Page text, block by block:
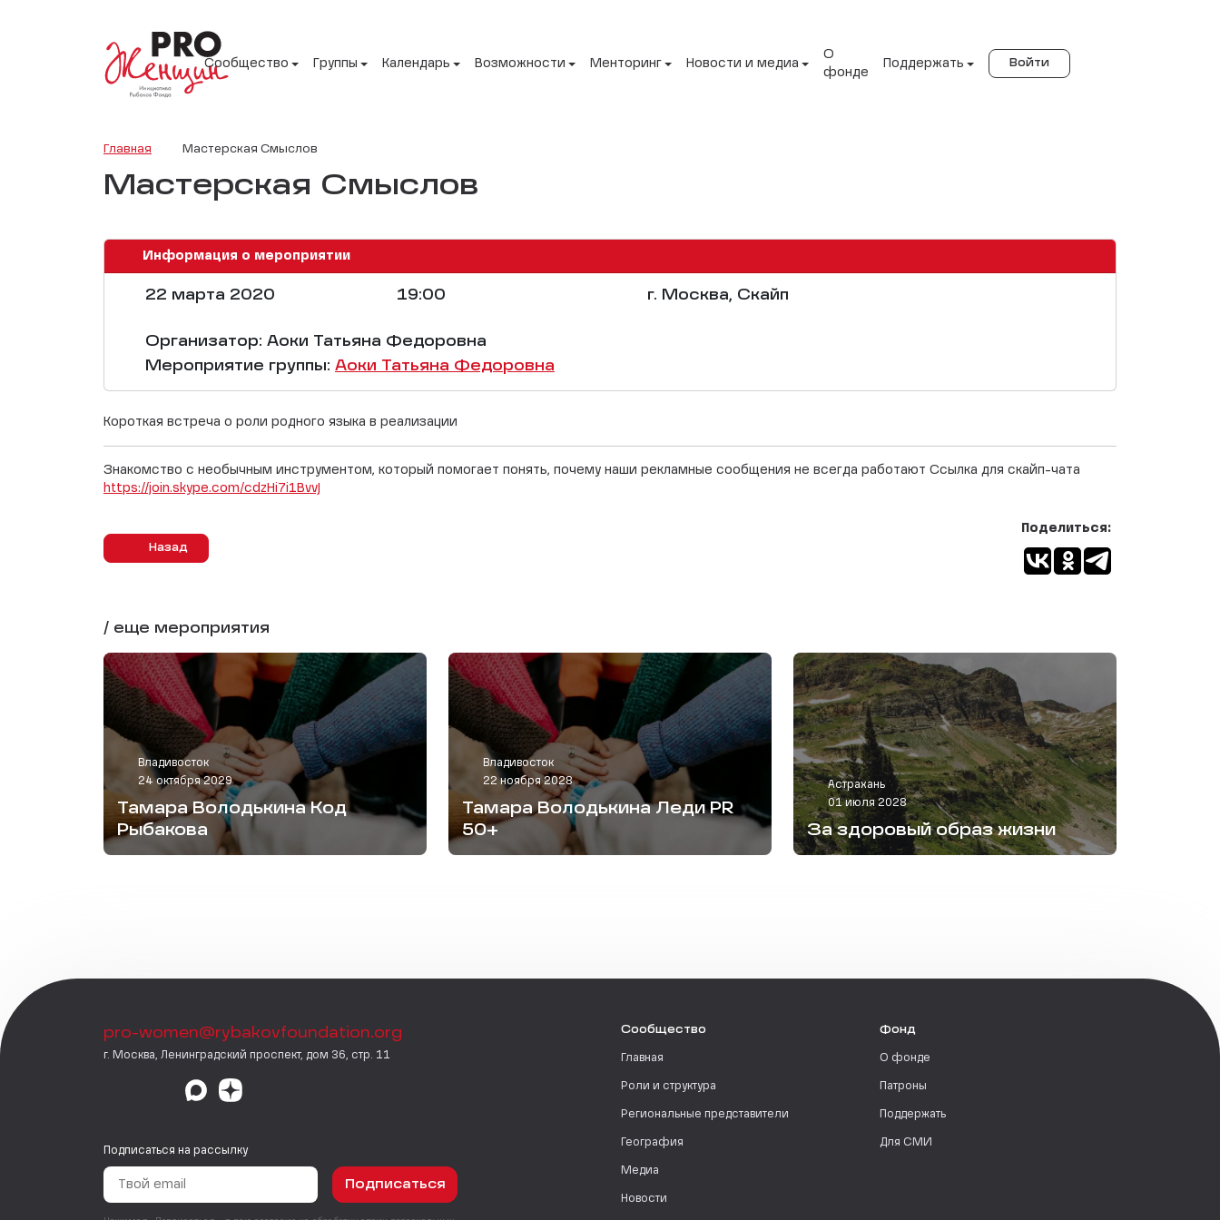
Сообщество Группы Календарь Возможности Менторинг Новости и медиа
О
фонде
Поддержать Войти
Главная Мастерская Смыслов
Мастерская Смыслов
Информация о мероприятии
22 марта 2020 19:00 г. Москва, Скайп
Организатор: Аоки Татьяна Федоровна
Мероприятие группы: Аоки Татьяна Федоровна
Короткая встреча о роли родного языка в реализации
Знакомство с необычным инструментом, который помогает понять, почему наши рекламные сообщения не всегда работают Ссылка для скайп-чата
https://join.skype.com/cdzHi7i1BvvJ
Назад
Поделиться:
/ еще мероприятия
Владивосток
24 октября 2029
Тамара Володькина Код
Рыбакова
Владивосток
22 ноября 2028
Тамара Володькина Леди PR
50+
Астрахань
01 июля 2028
За здоровый образ жизни
pro-women@rybakovfoundation.org
г. Москва, Ленинградский проспект, дом 36, стр. 11
Подписаться на рассылку
Подписаться
Сообщество
Главная
Роли и структура
Региональные представители
География
Медиа
Новости
Фонд
О фонде
Патроны
Поддержать
Для СМИ